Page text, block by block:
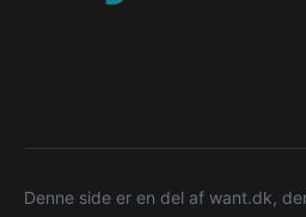
Denne side er en del af want.dk,